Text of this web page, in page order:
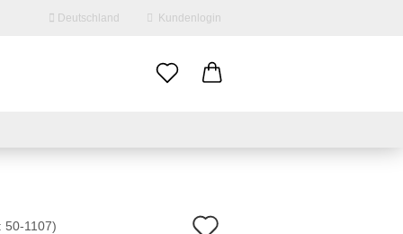
Deutschland Kundenlogin
50-1107)